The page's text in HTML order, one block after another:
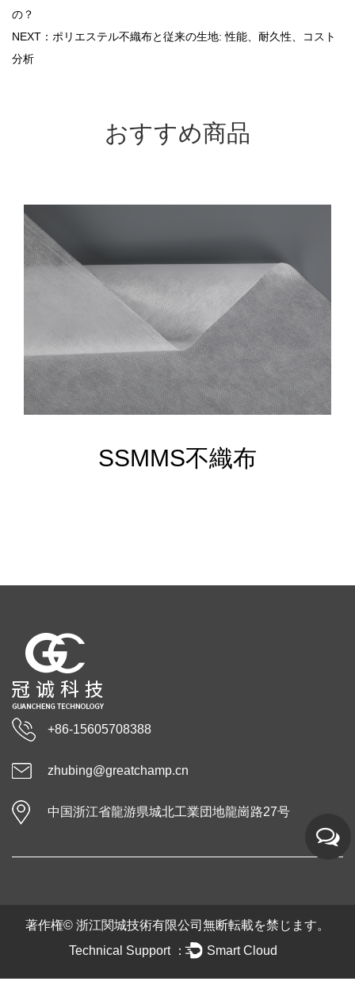
の？
NEXT：ポリエステル不織布と従来の生地: 性能、耐久性、コスト
分析
おすすめ商品
SSMMS不織布
+86-15605708388
zhubing@greatchamp.cn
中国浙江省龍游県城北工業団地龍崗路27号
著作権© 浙江関城技術有限公司 無断転載を禁じます。
Technical Support ： Smart Cloud